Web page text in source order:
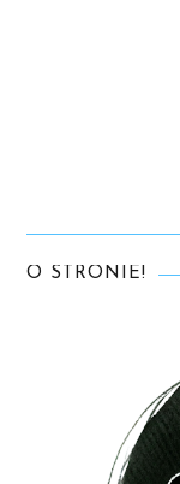
O STRONIE!